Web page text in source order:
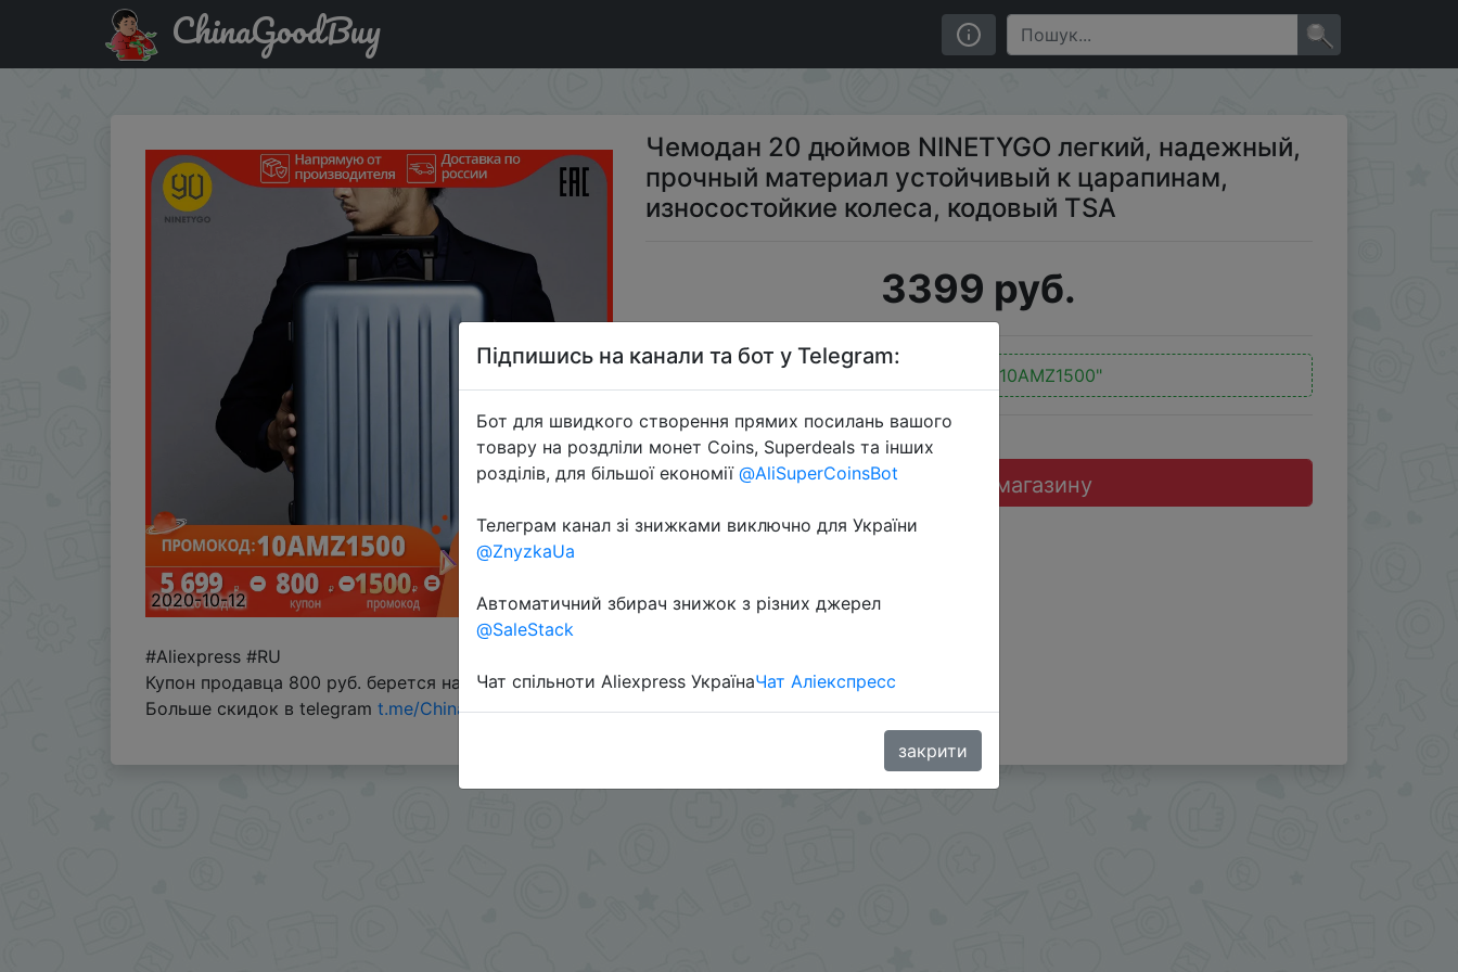
Купити по знижці 10AMZ1500 Чемодан 20 дюймов NINETYGO легкий, надежный, прочный материал устойчивый к царапинам, износостойкие колеса, кодовый TSA
ChinaGoodBuy
2020-10-12
Чемодан 20 дюймов NINETYGO легкий, надежный,
прочный материал устойчивый к царапинам,
износостойкие колеса, кодовый TSA
3399 руб.
"10AMZ1500"
Перейти до магазину
#Aliexpress #RU
Купон продавца 800 руб. берется на странице товара + промокод 10AMZ1500
Больше скидок в telegram t.me/ChinaGoodBuy
Підпишись на канали та бот у Telegram:
Бот для швидкого створення прямих посилань вашого
товару на роздліли монет Coins, Superdeals та інших
розділів, для більшої економії @AliSuperCoinsBot
Телеграм канал зі знижками виключно для України
@ZnyzkaUa
Автоматичний збирач знижок з різних джерел
@SaleStack
Чат спільноти Aliexpress УкраїнаЧат Аліекспресс
закрити